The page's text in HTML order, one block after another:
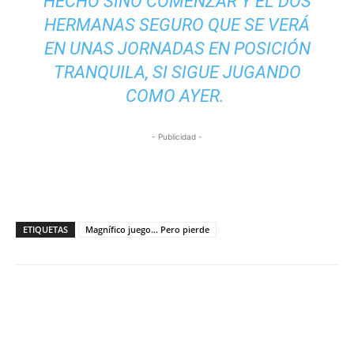
HERMANAS SEGURO QUE SE VERÁ
EN UNAS JORNADAS EN POSICIÓN
TRANQUILA, SI SIGUE JUGANDO
COMO AYER.
- Publicidad -
ETIQUETAS Magnífico juego... Pero pierde